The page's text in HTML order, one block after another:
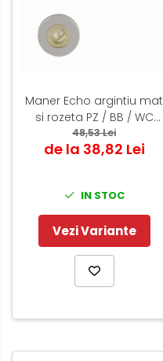
Maner Echo argintiu mat
si rozeta PZ / BB / WC
rotunda 50 mm
48,53 Lei
de la 38,82 Lei
IN STOC
Vezi Variante